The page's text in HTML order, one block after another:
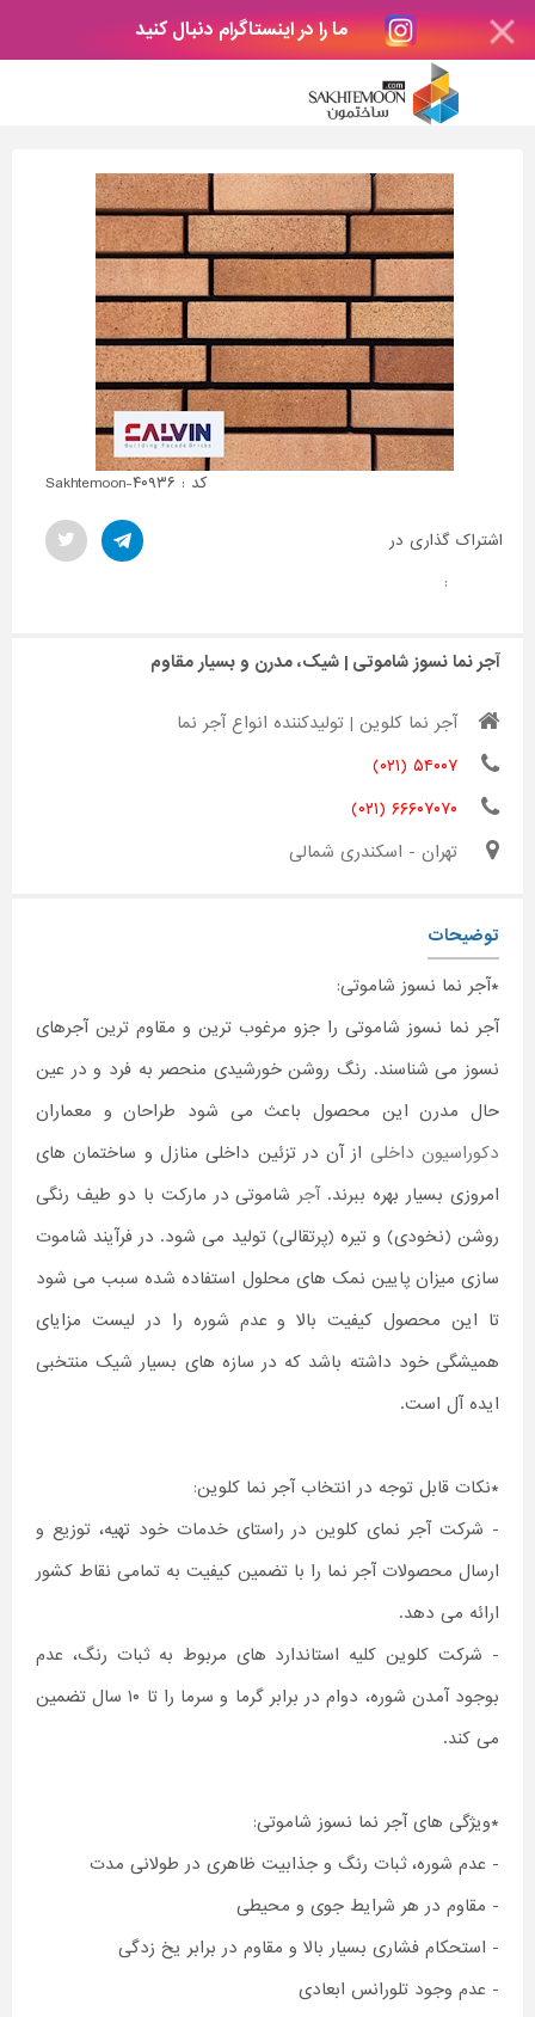
ما را در اینستاگرام دنبال کنید
کد : Sakhtemoon-۴۰۹۳۶
اشتراک گذاری در
:
آجر نما نسوز شاموتی | شیک، مدرن و بسیار مقاوم
آجر نما کلوین | تولیدکننده انواع آجر نما
۵۴۰۰۷ (۰۲۱)
۶۶۶۰۷۰۷۰ (۰۲۱)
تهران - اسکندری شمالی
توضیحات
*آجر نما نسوز شاموتی:
آجر نما نسوز شاموتی را جزو مرغوب ترین و مقاوم ترین آجرهای
نسوز می شناسند. رنگ روشن خورشیدی منحصر به فرد و در عین
حال مدرن این محصول باعث می شود طراحان و معماران
دکوراسیون داخلی از آن در تزئین داخلی منازل و ساختمان های
امروزی بسیار بهره ببرند.آجر شاموتی در مارکت با دو طیف رنگی
روشن (نخودی) و تیره (پرتقالی) تولید می شود. در فرآیند شاموت
سازی میزان پایین نمک های محلول استفاده شده سبب می شود
تا این محصول کیفیت بالا و عدم شوره را در لیست مزایای
همیشگی خود داشته باشد که در سازه های بسیار شیک منتخبی
ایده آل است.
*نکات قابل توجه در انتخاب آجر نما کلوین:
- شرکت آجر نمای کلوین در راستای خدمات خود تهیه، توزیع و
ارسال محصولات آجر نما را با تضمین کیفیت به تمامی نقاط کشور
ارائه می دهد.
- شرکت کلوین کلیه استاندارد های مربوط به ثبات رنگ، عدم
بوجود آمدن شوره، دوام در برابر گرما و سرما را تا ۱۰ سال تضمین
می کند.
*ویژگی های آجر نما نسوز شاموتی:
- عدم شوره، ثبات رنگ و جذابیت ظاهری در طولانی مدت
- مقاوم در هر شرایط جوی و محیطی
- استحکام فشاری بسیار بالا و مقاوم در برابر یخ زدگی
- عدم وجود تلورانس ابعادی